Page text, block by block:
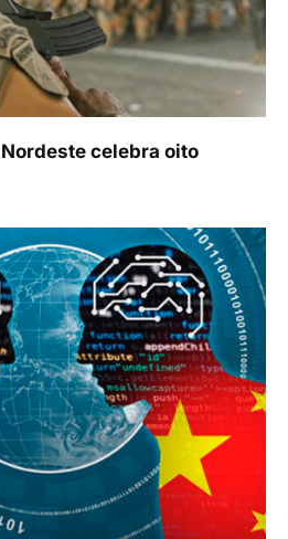
celebra oito